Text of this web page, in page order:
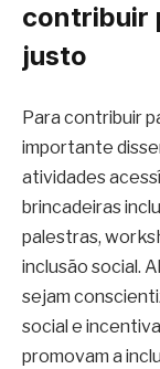
contribuir
justo
Para contribuir
importante
atividades
brincadeiras
palestras,
inclusão social.
sejam
social e
promovam a